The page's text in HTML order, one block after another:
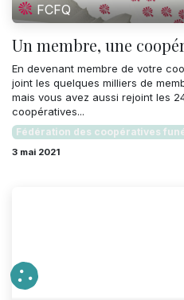
FCFQ
Un membre, une
En devenant membre de votre
joint les quelques milliers de
mais vous avez aussi rejoint les
coopératives...
Fédération des coopératives
3 mai 2021